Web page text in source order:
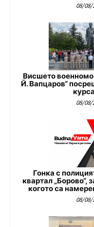
08/08/
Висшето
Й. Вапцаров“
08/08/
Гонка с
квартал
когото са
08/08/